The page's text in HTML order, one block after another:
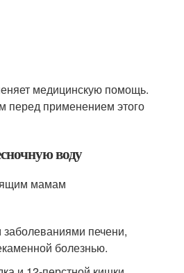
медицинскую помощь.
перед применением этого
воду
мамам
печени,
болезнью.